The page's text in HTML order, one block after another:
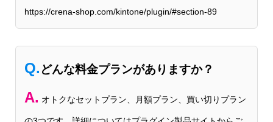
https://crena-shop.com/kintone/plugin/#section-89
Q. どんな料金プランがありますか？
A. オトクなセットプラン、月額プラン、買い切りプラン